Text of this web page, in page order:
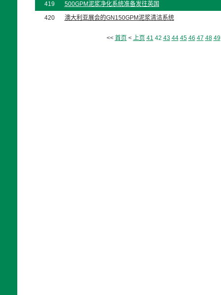
419
500GPM泥浆净化系统准备发往英国
420
澳大利亚展会的GN150GPM泥浆清洁系统
<< 首页 < 上页 41 42 43 44 45 46 47 48 49